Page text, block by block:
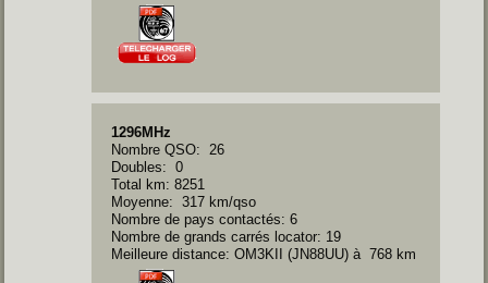
1296MHz
Nombre QSO: 26
Doubles: 0
Total km: 8251
Moyenne: 317 km/qso
Nombre de pays contactés: 6
Nombre de grands carrés locator: 19
Meilleure distance: OM3KII (JN88UU) à 768 km